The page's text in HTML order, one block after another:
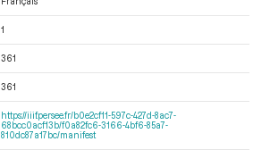
1
361
361
https://iiif.persee.fr/b0e2cf11-597c-427d-8ac7-
68bcc0acf13b/f0a82fc6-3166-4bf6-85a7-
810dc87a17bc/manifest